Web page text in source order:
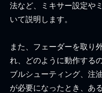
法など、ミキサー設定や
いて説明します。
また、フェーダーを取り
れ、どのように動作する
ブルシューティング、注
が必要になったとき、あ